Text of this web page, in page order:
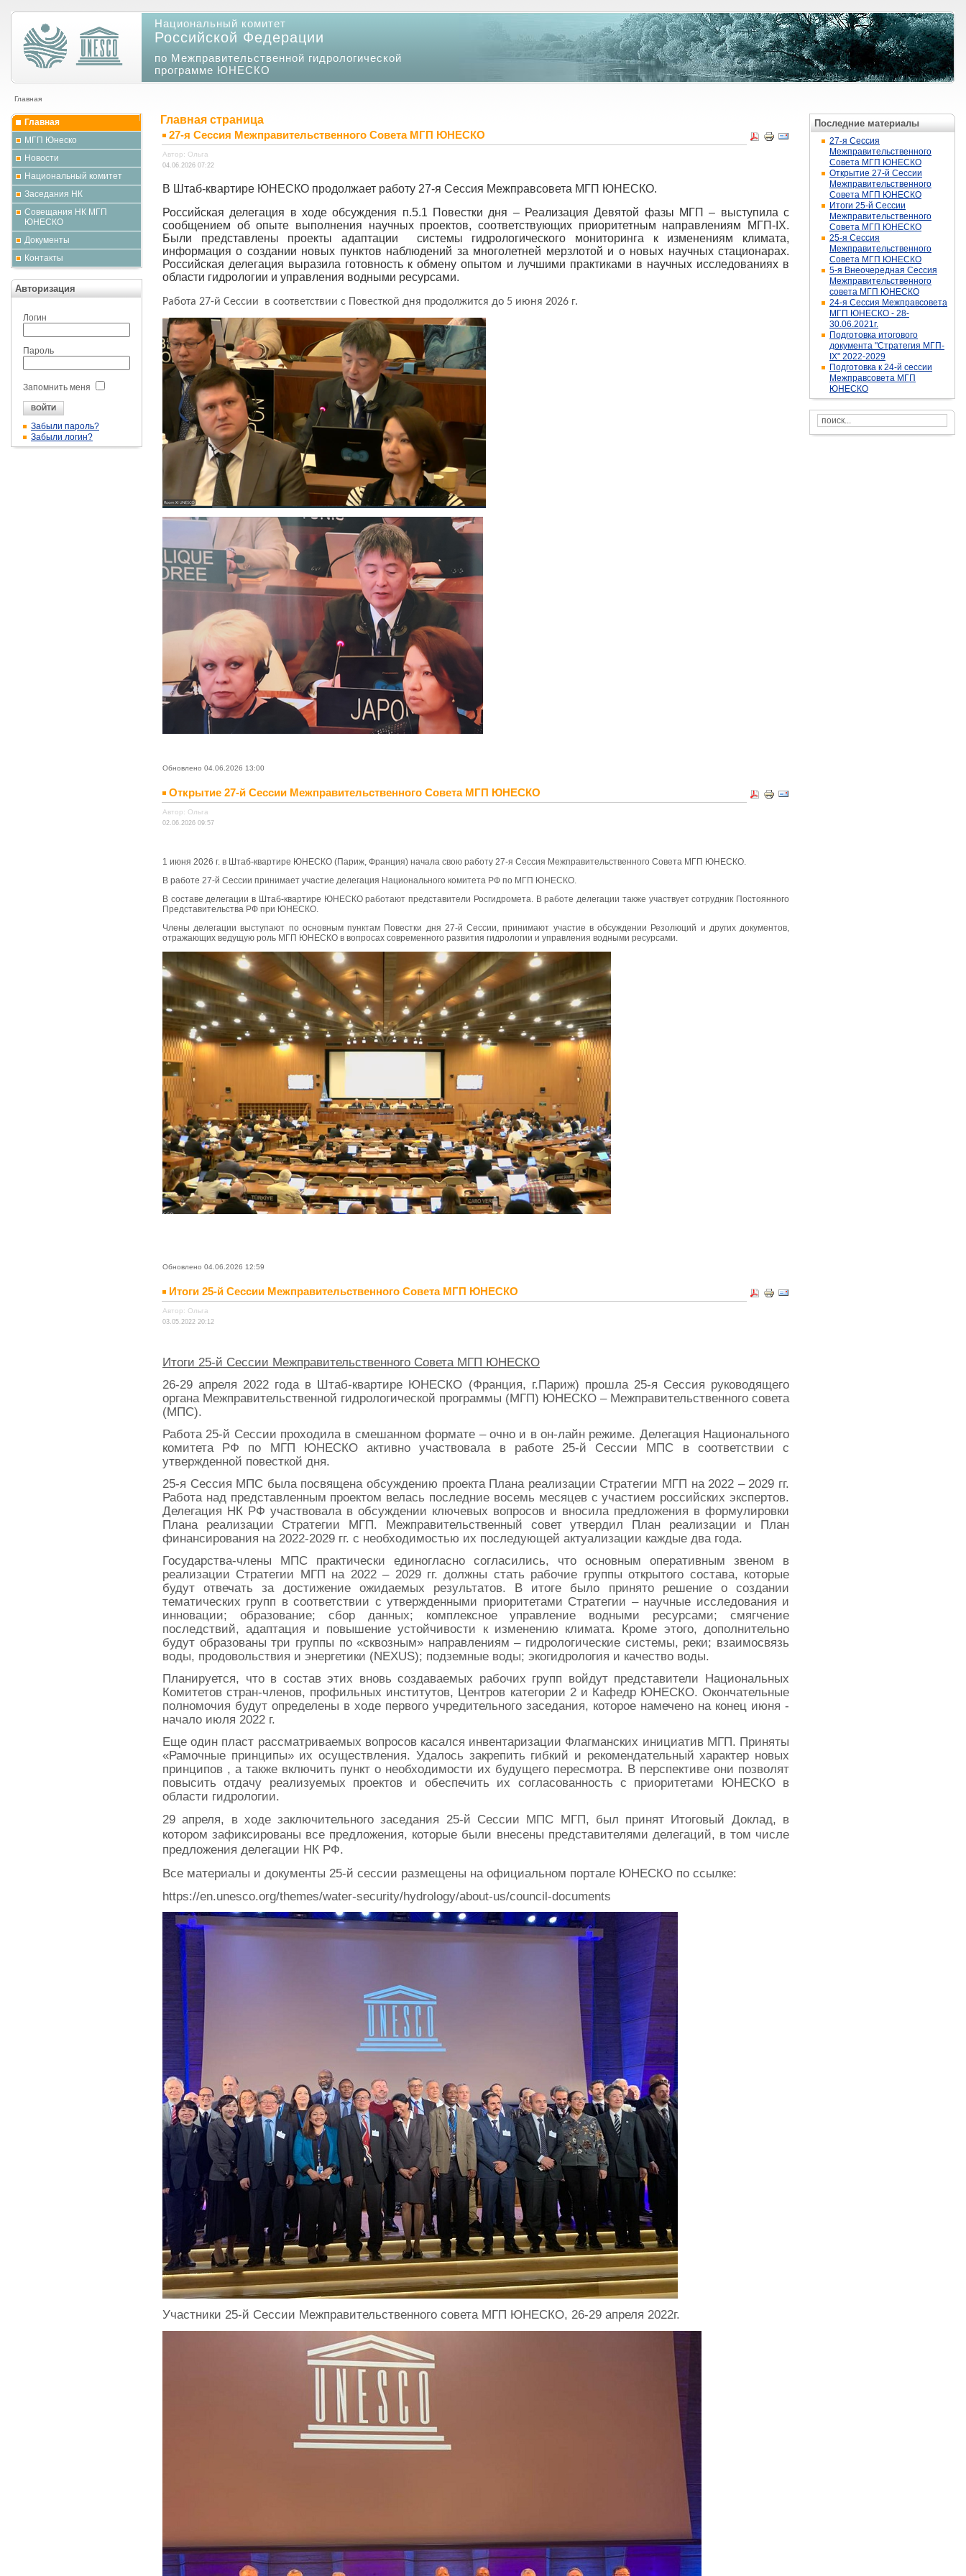
Национальный комитет
Российской Федерации
по Межправительственной гидрологической
программе ЮНЕСКО
Главная
Главная
МГП Юнеско
Новости
Национальный комитет
Заседания НК
Совещания НК МГП
ЮНЕСКО
Документы
Контакты
Авторизация
Логин
Пароль
Запомнить меня
Забыли пароль?
Забыли логин?
Главная страница
27-я Сессия Межправительственного Совета МГП ЮНЕСКО
Автор: Ольга
04.06.2026 07:22
В Штаб-квартире ЮНЕСКО продолжает работу 27-я Сессия Межправсовета МГП ЮНЕСКО.
Российская делегация в ходе обсуждения п.5.1 Повестки дня – Реализация Девятой фазы МГП – выступила с
сообщением об опыте выполнения научных проектов, соответствующих приоритетным направлениям МГП- IX.
Были представлены проекты адаптации системы гидрологического мониторинга к изменениям климата,
информация о создании новых пунктов наблюдений за многолетней мерзлотой и о новых научных стационарах.
Российская делегация выразила готовность к обмену опытом и лучшими практиками в научных исследованиях в
области гидрологии и управления водными ресурсами.
Работа 27-й Сессии в соответствии с Повесткой дня продолжится до 5 июня 2026 г.
Обновлено 04.06.2026 13:00
Открытие 27-й Сессии Межправительственного Совета МГП ЮНЕСКО
Автор: Ольга
02.06.2026 09:57
1 июня 2026 г. в Штаб-квартире ЮНЕСКО (Париж, Франция) начала свою работу 27-я Сессия Межправительственного Совета МГП ЮНЕСКО.
В работе 27-й Сессии принимает участие делегация Национального комитета РФ по МГП ЮНЕСКО.
В составе делегации в Штаб-квартире ЮНЕСКО работают представители Росгидромета. В работе делегации также участвует сотрудник Постоянного
Представительства РФ при ЮНЕСКО.
Члены делегации выступают по основным пунктам Повестки дня 27-й Сессии, принимают участие в обсуждении Резолюций и других документов,
отражающих ведущую роль МГП ЮНЕСКО в вопросах современного развития гидрологии и управления водными ресурсами.
Обновлено 04.06.2026 12:59
Итоги 25-й Сессии Межправительственного Совета МГП ЮНЕСКО
Автор: Ольга
03.05.2022 20:12
Итоги 25-й Сессии Межправительственного Совета МГП ЮНЕСКО
26-29 апреля 2022 года в Штаб-квартире ЮНЕСКО (Франция, г.Париж) прошла 25-я Сессия руководящего
органа Межправительственной гидрологической программы (МГП) ЮНЕСКО – Межправительственного совета
(МПС).
Работа 25-й Сессии проходила в смешанном формате – очно и в он-лайн режиме. Делегация Национального
комитета РФ по МГП ЮНЕСКО активно участвовала в работе 25-й Сессии МПС в соответствии с
утвержденной повесткой дня.
25-я Сессия МПС была посвящена обсуждению проекта Плана реализации Стратегии МГП на 2022 – 2029 гг.
Работа над представленным проектом велась последние восемь месяцев с участием российских экспертов.
Делегация НК РФ участвовала в обсуждении ключевых вопросов и вносила предложения в формулировки
Плана реализации Стратегии МГП. Межправительственный совет утвердил План реализации и План
финансирования на 2022-2029 гг. с необходимостью их последующей актуализации каждые два года.
Государства-члены МПС практически единогласно согласились, что основным оперативным звеном в
реализации Стратегии МГП на 2022 – 2029 гг. должны стать рабочие группы открытого состава, которые
будут отвечать за достижение ожидаемых результатов. В итоге было принято решение о создании
тематических групп в соответствии с утвержденными приоритетами Стратегии – научные исследования и
инновации; образование; сбор данных; комплексное управление водными ресурсами; смягчение
последствий, адаптация и повышение устойчивости к изменению климата. Кроме этого, дополнительно
будут образованы три группы по «сквозным» направлениям – гидрологические системы, реки; взаимосвязь
воды, продовольствия и энергетики (NEXUS); подземные воды; экогидрология и качество воды.
Планируется, что в состав этих вновь создаваемых рабочих групп войдут представители Национальных
Комитетов стран-членов, профильных институтов, Центров категории 2 и Кафедр ЮНЕСКО. Окончательные
полномочия будут определены в ходе первого учредительного заседания, которое намечено на конец июня -
начало июля 2022 г.
Еще один пласт рассматриваемых вопросов касался инвентаризации Флагманских инициатив МГП. Приняты
«Рамочные принципы» их осуществления. Удалось закрепить гибкий и рекомендательный характер новых
принципов , а также включить пункт о необходимости их будущего пересмотра. В перспективе они позволят
повысить отдачу реализуемых проектов и обеспечить их согласованность с приоритетами ЮНЕСКО в
области гидрологии.
29 апреля, в ходе заключительного заседания 25-й Сессии МПС МГП, был принят Итоговый Доклад, в
котором зафиксированы все предложения, которые были внесены представителями делегаций, в том числе
предложения делегации НК РФ.
Все материалы и документы 25-й сессии размещены на официальном портале ЮНЕСКО по ссылке:
https://en.unesco.org/themes/water-security/hydrology/about-us/council-documents
Участники 25-й Сессии Межправительственного совета МГП ЮНЕСКО, 26-29 апреля 2022г.
Последние материалы
27-я Сессия
Межправительственного
Совета МГП ЮНЕСКО
Открытие 27-й Сессии
Межправительственного
Совета МГП ЮНЕСКО
Итоги 25-й Сессии
Межправительственного
Совета МГП ЮНЕСКО
25-я Сессия
Межправительственного
Совета МГП ЮНЕСКО
5-я Внеочередная Сессия
Межправительственного
совета МГП ЮНЕСКО
24-я Сессия Межправсовета
МГП ЮНЕСКО - 28-
30.06.2021г.
Подготовка итогового
документа "Стратегия МГП-
IX" 2022-2029
Подготовка к 24-й сессии
Межправсовета МГП
ЮНЕСКО